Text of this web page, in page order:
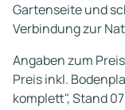
Gartenseite und
Verbindung zur
Angaben zum
Preis inkl.
komplett", Stand